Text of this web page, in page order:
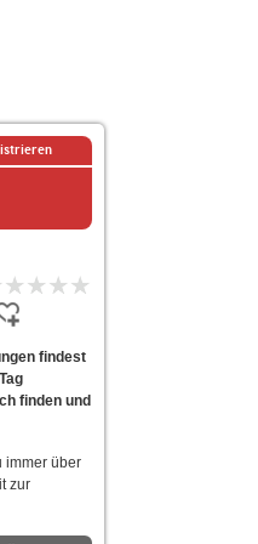
findest
finden und
immer über
zur